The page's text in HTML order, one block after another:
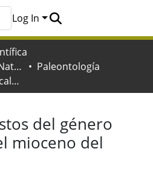
All of Naturalis
Log In
Facultad de Ciencias Naturales y Museo
Paleontología
Restos del género Eucalyptus en el mioceno del Neuquén
del género
mioceno del